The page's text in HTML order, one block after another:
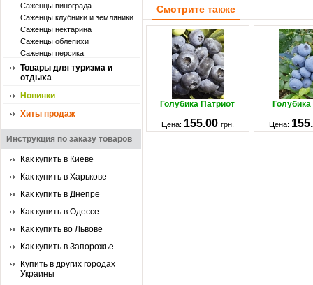
Саженцы винограда
Саженцы клубники и земляники
Саженцы нектарина
Саженцы облепихи
Саженцы персика
Товары для туризма и
отдыха
Новинки
Хиты продаж
Инструкция по заказу товаров
Как купить в Киеве
Как купить в Харькове
Как купить в Днепре
Как купить в Одессе
Как купить во Львове
Как купить в Запорожье
Купить в других городах
Украины
Смотрите также
Голубика Патриот
Цена: 155.00 грн. Цена: